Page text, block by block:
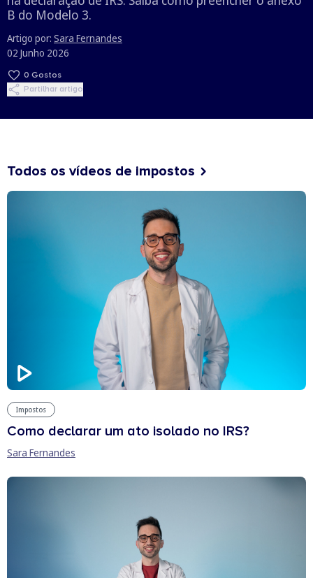
B do Modelo 3.
Artigo por: Sara Fernandes
02 Junho 2026
0 Gostos
Partilhar artigo
Todos os vídeos de impostos
Impostos
Como declarar um ato isolado no IRS?
Sara Fernandes